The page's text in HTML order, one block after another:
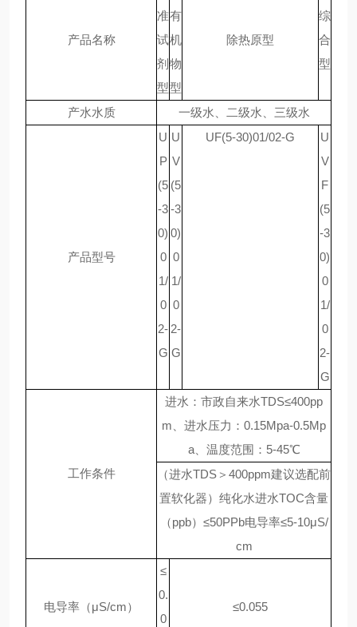
产品名称
准
试
剂
型
有
机
物
型
除热原型
综
合
型
产水水质 一级水、二级水、三级水
产品型号
U
P
(5
-3
0)
0
1/
0
2-
G
U
V
(5
-3
0)
0
1/
0
2-
G
UF(5-30)01/02-G
U
V
F
(5
-3
0)
0
1/
0
2-
G
工作条件
进水：市政自来水TDS≤400pp
m、进水压力：0.15Mpa-0.5Mp
a、温度范围：5-45℃
（进水TDS＞400ppm建议选配前
置软化器）纯化水进水TOC含量
（ppb）≤50PPb电导率≤5-10μS/
cm
电导率（μS/cm）
≤
0.
0
≤0.055